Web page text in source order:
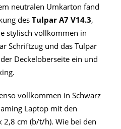
neutralen Umkarton fand
des Tulpar A7 V14.3,
stylisch vollkommen in
Schriftzug und das Tulpar
Deckeloberseite ein und
vollkommen in Schwarz
Laptop mit den
2,8 cm (b/t/h). Wie bei den